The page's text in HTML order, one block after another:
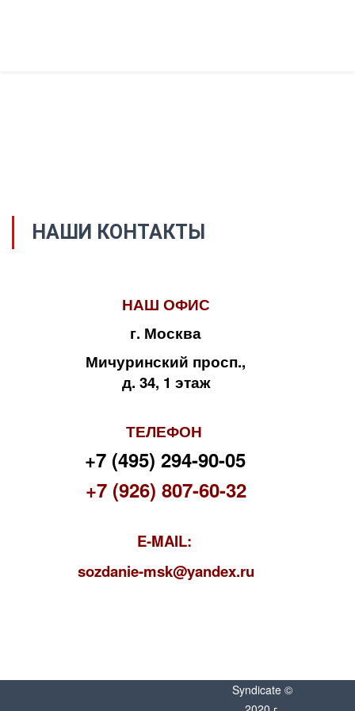
НАШИ КОНТАКТЫ
НАШ ОФИС
г. Москва
Мичуринский просп.,
д. 34, 1 этаж
ТЕЛЕФОН
+7 (495) 294-90-05
+7 (926) 807-60-32
E-MAIL:
sozdanie-msk@yandex.ru
Syndicate ©